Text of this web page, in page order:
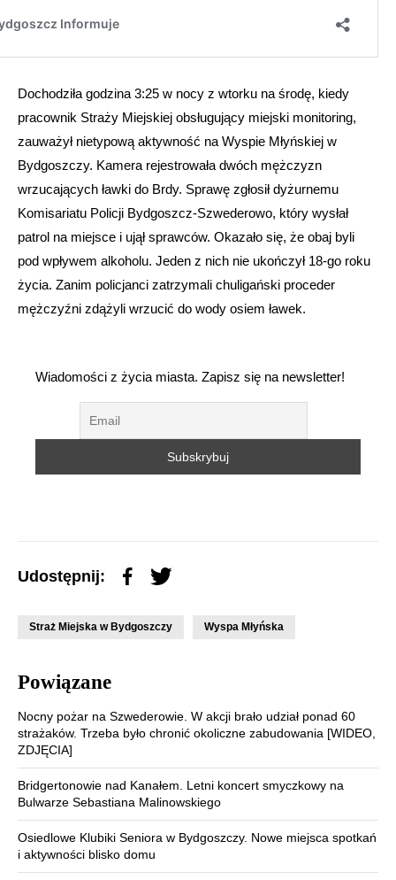
Dochodziła godzina 3:25 w nocy z wtorku na środę, kiedy
pracownik Straży Miejskiej obsługujący miejski monitoring,
zauważył nietypową aktywność na Wyspie Młyńskiej w
Bydgoszczy. Kamera rejestrowała dwóch mężczyzn
wrzucających ławki do Brdy. Sprawę zgłosił dyżurnemu
Komisariatu Policji Bydgoszcz-Szwederowo, który wysłał
patrol na miejsce i ujął sprawców. Okazało się, że obaj byli
pod wpływem alkoholu. Jeden z nich nie ukończył 18-go roku
życia. Zanim policjanci zatrzymali chuligański proceder
mężczyźni zdążyli wrzucić do wody osiem ławek.
Wiadomości z życia miasta. Zapisz się na newsletter!
Udostępnij:
Straż Miejska w Bydgoszczy Wyspa Młyńska
Powiązane
Nocny pożar na Szwederowie. W akcji brało udział ponad 60
strażaków. Trzeba było chronić okoliczne zabudowania [WIDEO,
ZDJĘCIA]
Bridgertonowie nad Kanałem. Letni koncert smyczkowy na
Bulwarze Sebastiana Malinowskiego
Osiedlowe Klubiki Seniora w Bydgoszczy. Nowe miejsca spotkań
i aktywności blisko domu